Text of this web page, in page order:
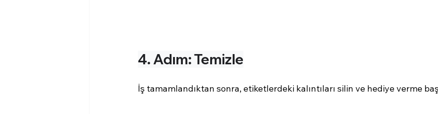
4. Adım: Temizle
İş tamamlandıktan sonra, etiketlerdeki kalıntıları silin ve hediye verme